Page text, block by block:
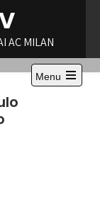
AC MILAN
Menu
Open